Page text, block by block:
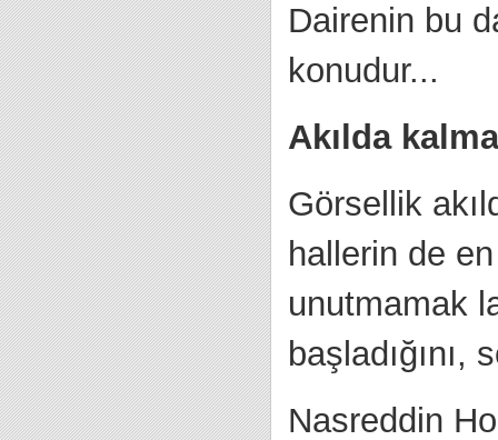
Dairenin bu
konudur...
Akılda
Görsellik
hallerin de
unutmamak
Nasreddin